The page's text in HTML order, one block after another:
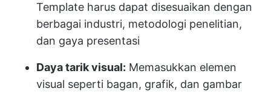
Template harus dapat disesuaikan dengan
berbagai industri, metodologi penelitian,
dan gaya presentasi
Daya tarik visual: Memasukkan elemen
visual seperti bagan, grafik, dan gambar